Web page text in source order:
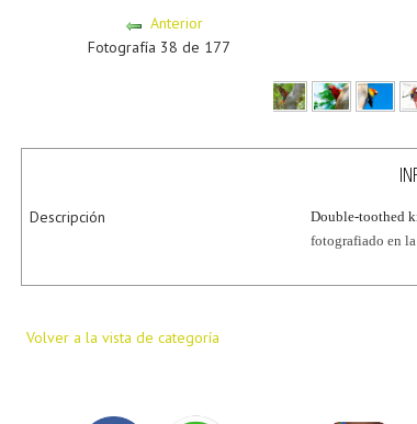
Anterior
Fotografía 38 de 177
Descripción Double-toothed
fotografiado en
Volver a la vista de categoría